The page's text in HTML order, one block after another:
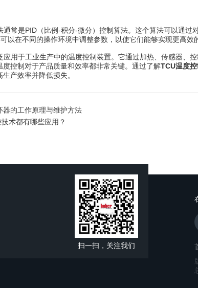
是PID（比例-积分-微分）控制算法。这个算法可以通过
以在不同的操作环境中调整参数，以使它们能够实现更高效
于工业生产中的温度控制装置。它通过加热、传感器、
度控制对于产品质量和效率都非常关键。通过了解TCU温度控
产效率并降低损失。
器的工作原理与维护方法
术都有哪些应用？
扫一扫，关注我们